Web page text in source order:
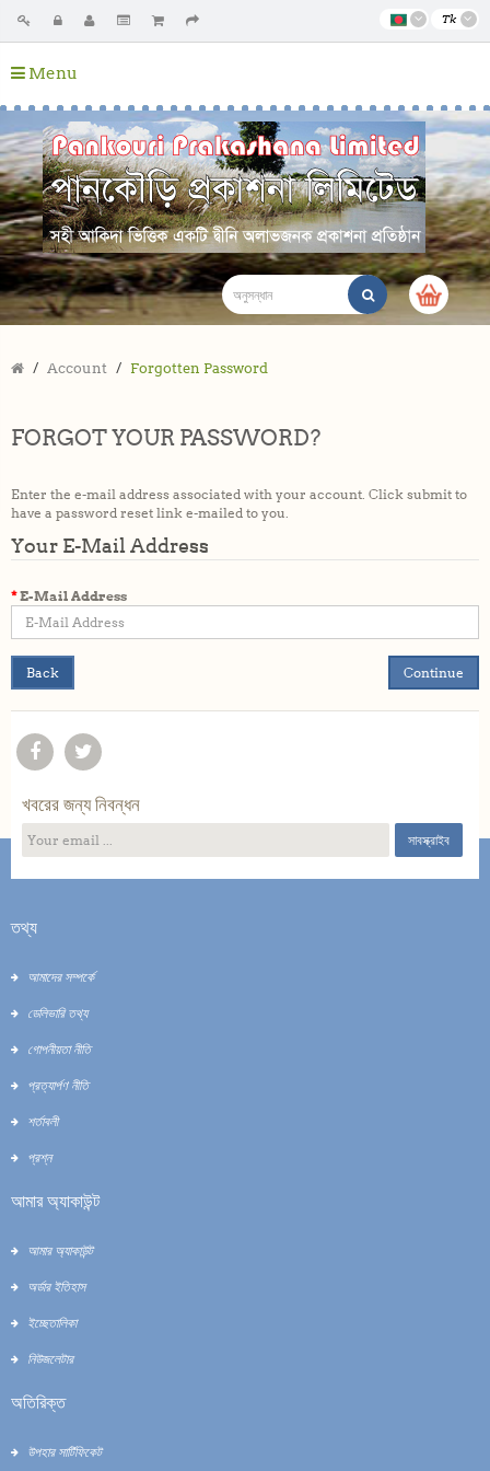
Tk
Menu
Account Forgotten Password
FORGOT YOUR PASSWORD?
Enter the e-mail address associated with your account. Click submit to
have a password reset link e-mailed to you.
Your E-Mail Address
E-Mail Address
Back
খবরের জন্য নিবন্ধন
সাবস্ক্রাইব
তথ্য
আমাদের সম্পর্কে
ডেলিভারি তথ্য
গোপনীয়তা নীতি
প্রত্যার্পণ নীতি
শর্তাবলী
প্রশ্ন
আমার অ্যাকাউন্ট
আমার অ্যাকাউন্ট
অর্ডার ইতিহাস
ইচ্ছেতালিকা
নিউজলেটার
অতিরিক্ত
উপহার সার্টিফিকেট